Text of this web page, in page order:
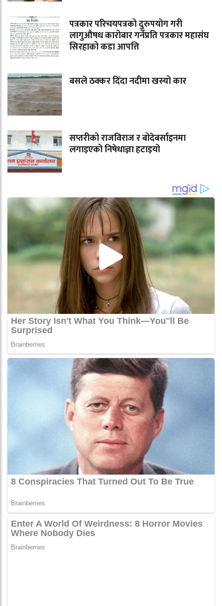
पत्रकार परिचयपत्रको दुरुपयोग गरी
लागुऔषध कारोबार गर्नेप्रति पत्रकार महासंघ
सिरहाको कडा आपत्ति
बसले ठक्कर दिँदा नदीमा खस्यो कार
सप्तरीको राजविराज र बोदेबर्साइनमा
लगाइएको निषेधाज्ञा हटाइयो